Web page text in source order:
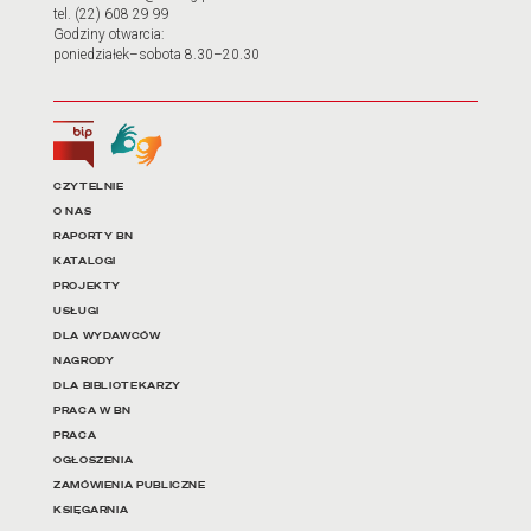
tel. (22) 608 29 99
Godziny otwarcia:
poniedziałek–sobota 8.30–20.30
Biuletyn Informacji Publicznej
Tłumacz języka migowego
Linki do najważniejszych
CZYTELNIE
O NAS
RAPORTY BN
KATALOGI
PROJEKTY
USŁUGI
DLA WYDAWCÓW
NAGRODY
DLA BIBLIOTEKARZY
PRACA W BN
PRACA
OGŁOSZENIA
ZAMÓWIENIA PUBLICZNE
KSIĘGARNIA